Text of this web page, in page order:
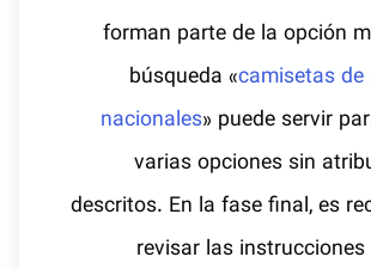
forman parte de la opción
búsqueda «camisetas de
nacionales» puede servir
varias opciones sin
descritos. En la fase final, es
revisar las